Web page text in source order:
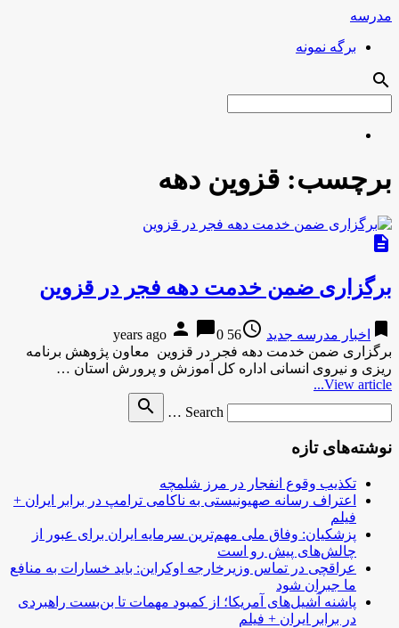
مدرسه
برگه نمونه
search
برچسب: قزوین دهه
description
برگزاری ضمن خدمت دهه فجر در قزوین
bookmark اخبار مدرسه جدید access_time
56 years ago
person chat_bubble0
برگزاری ضمن خدمت دهه فجر در قزوین معاون پژوهش برنامه
ریزی و نیروی انسانی اداره کل آموزش و پرورش استان …
View article...
Search …
search
نوشته‌های تازه
تکذیب وقوع انفجار در مرز شلمچه
اعتراف رسانه صهیونیستی به ناکامی ترامپ در برابر ایران +
فیلم
پزشکیان: وفاق ملی مهم‌ترین سرمایه ایران برای عبور از
چالش‌های پیش رو است
عراقچی در تماس وزیرخارجه اوکراین: باید خسارات به منافع
ما جبران شود
پاشنه آشیل‌های آمریکا؛ از کمبود مهمات تا بن‌بست راهبردی
در برابر ایران + فیلم